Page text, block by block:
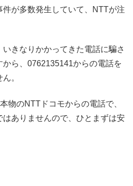
が多数発生していて、NTTが注
きなりかかってきた電話に騙さ
ら、0762135141からの電話を
。
物のNTTドコモからの電話で、
ありませんので、ひとまずは安